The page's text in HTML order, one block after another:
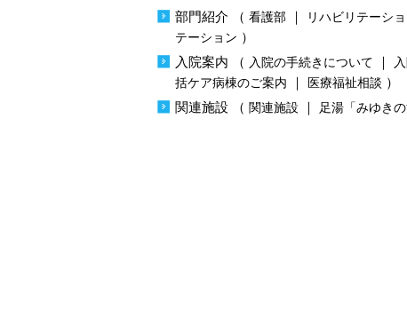
部門紹介 （ 看護部 ｜ リハビリテーシ
テーション ）
入院案内 （ 入院の手続きについて ｜
括ケア病棟のご案内
｜ 医療福祉相談 ）
関連施設 （ 関連施設 ｜ 足湯「みゆきの